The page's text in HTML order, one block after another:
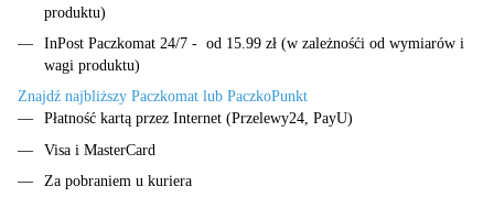
produktu)
InPost Paczkomat 24/7 - od 15.99 zł (w zależnośći od wymiarów i
wagi produktu)
Znajdź najbliższy Paczkomat lub PaczkoPunkt
Płatność kartą przez Internet (Przelewy24, PayU)
Visa i MasterCard
Za pobraniem u kuriera